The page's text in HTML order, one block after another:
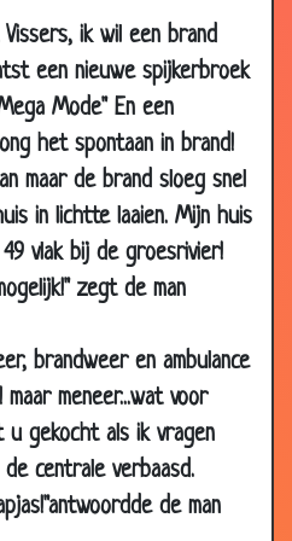
ik wil een brand
een nieuwe spijkerbroek
Mode" En een
het spontaan in brand!
maar de brand sloeg snel
in lichtte laaien. Mijn huis
vlak bij de groesrivier!
zegt de man
brandweer en ambulance
meneer...wat voor
gekocht als ik vragen
de centrale verbaasd.
de man
2.49
dat? 3.46
2.22
3.60
2.44
3.52